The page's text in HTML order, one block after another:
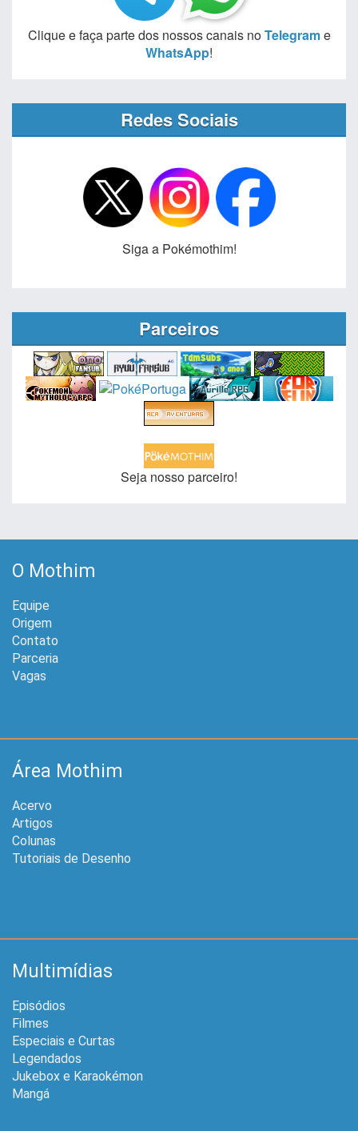
Clique e faça parte dos nossos canais noTelegrame
WhatsApp!
Redes Sociais
Siga a Pokémothim!
Parceiros
Seja nosso parceiro!
O Mothim
Equipe
Origem
Contato
Parceria
Vagas
Área Mothim
Acervo
Artigos
Colunas
Tutoriais de Desenho
Multimídias
Episódios
Filmes
Especiais e Curtas
Legendados
Jukebox e Karaokémon
Mangá